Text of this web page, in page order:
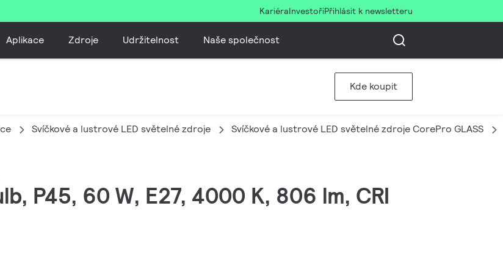
KariéraInvestořiPřihlásit k newsletteru
Aplikace Zdroje Udržitelnost Naše společnost
Kde koupit
Svíčkové a lustrové LED světelné zdroje Svíčkové a lustrové LED světelné zdroje CorePro GLASS
P45, 60 W, E27, 4000 K, 806 lm, CRI